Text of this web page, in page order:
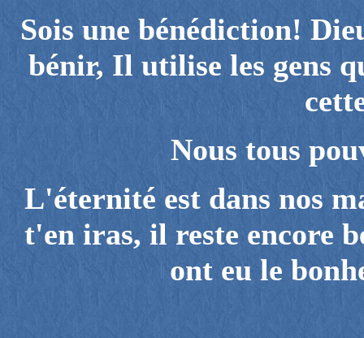
Sois une bénédiction!
bénir, Il utilise les gens
Nous tous
L'éternité est dans nos
t'en iras, il reste encore
ont eu le